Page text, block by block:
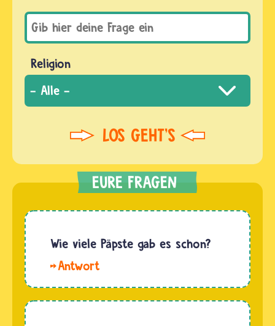
Religion
Wie viele Päpste gab es schon?
Jahr 2022